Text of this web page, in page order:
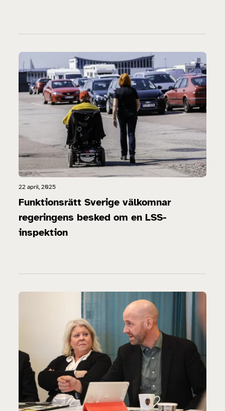
22 april, 2025
Funktionsrätt Sverige välkomnar
regeringens besked om en LSS-
inspektion